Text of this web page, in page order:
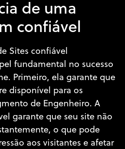
de uma
confiável
Sites confiável
fundamental no sucesso
Primeiro, ela garante que
disponível para os
de Engenheiro. A
garante que seu site não
o que pode
aos visitantes e afetar